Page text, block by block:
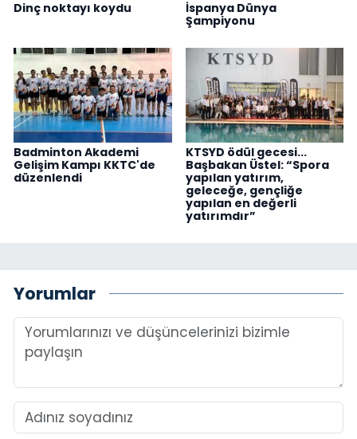
Dinç noktayı koydu
İspanya Dünya
Şampiyonu
Badminton Akademi
Gelişim Kampı KKTC'de
düzenlendi
KTSYD ödül gecesi...
Başbakan Üstel: “Spora
yapılan yatırım,
geleceğe, gençliğe
yapılan en değerli
yatırımdır”
Yorumlar